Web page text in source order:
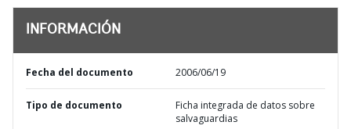
INFORMACIÓN
Fecha del documento 2006/06/19
Tipo de documento
Ficha integrada de datos sobre
salvaguardias